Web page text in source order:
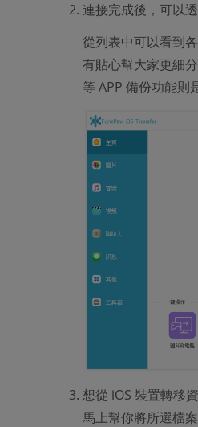
連接完成後，可以
從列表中可以看到
有貼心幫大家更細
等 APP 備份功能則
想從 iOS 裝置轉移
馬上幫你將所選檔案